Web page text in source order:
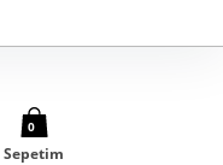
0
Sepetim